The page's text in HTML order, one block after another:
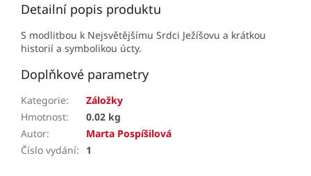
Detailní popis produktu
S modlitbou k Nejsvětějšímu Srdci Ježíšovu a krátkou
historií a symbolikou úcty.
Doplňkové parametry
Kategorie:
Záložky
Hmotnost:
0.02 kg
Autor:
Marta Pospíšilová
Číslo vydání: 1